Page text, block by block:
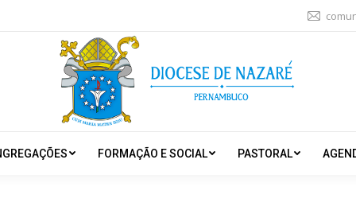
FORMAÇÃO E SOCIAL PASTORAL